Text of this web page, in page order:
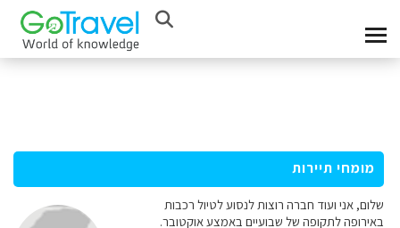
מומחי תיירות
שלום, אני ועוד חברה רוצות לנסוע לטיול רכבות
באירופה לתקופה של שבועיים באמצע אוקטובר.